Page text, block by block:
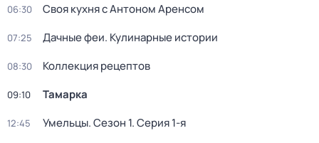
06:30 Своя кухня с Антоном Аренсом
07:25 Дачные феи. Кулинарные истории
08:30 Коллекция рецептов
09:10 Тамарка
12:45 Умельцы. Сезон 1. Серия 1-я